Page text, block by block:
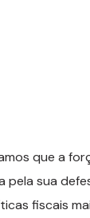
que a
pela sua
fiscais